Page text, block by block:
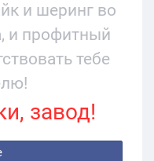
и шеринг во
и профитный
тебе
завод!